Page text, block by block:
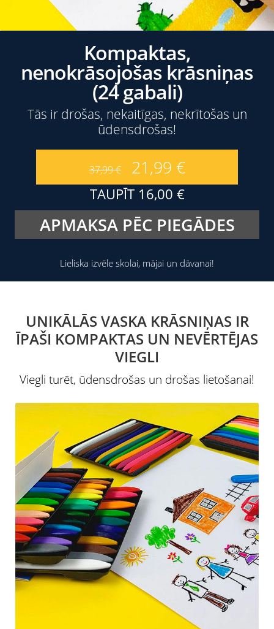
Kompaktas,
nenokrāsojošas krāsniņas
(24 gabali)
Tās ir drošas, nekaitīgas, nekrītošas un
ūdensdrošas!
37,99€ 21,99 €
TAUPĪT 16,00 €
APMAKSA PĒC PIEGĀDES
Lieliska izvēle skolai, mājai un dāvanai!
UNIKĀLĀS VASKA KRĀSNIŅAS IR
ĪPAŠI KOMPAKTAS UN NEVĒRTĒJAS
VIEGLI
Viegli turēt, ūdensdrošas un drošas lietošanai!